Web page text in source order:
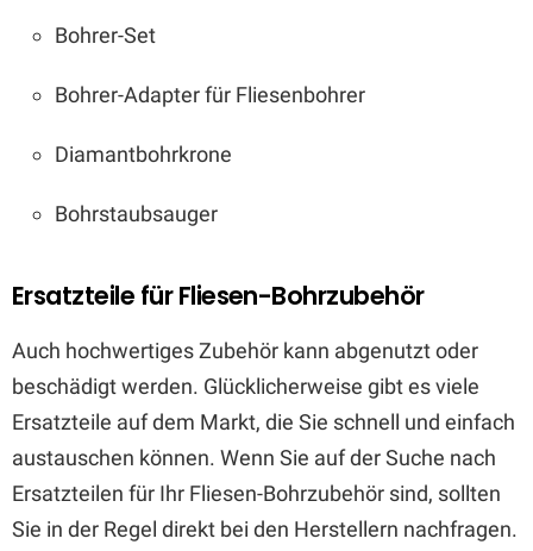
Bohrer-Set
Bohrer-Adapter für Fliesenbohrer
Diamantbohrkrone
Bohrstaubsauger
Ersatzteile für Fliesen-Bohrzubehör
Auch hochwertiges Zubehör kann abgenutzt oder
beschädigt werden. Glücklicherweise gibt es viele
Ersatzteile auf dem Markt, die Sie schnell und einfach
austauschen können. Wenn Sie auf der Suche nach
Ersatzteilen für Ihr Fliesen-Bohrzubehör sind, sollten
Sie in der Regel direkt bei den Herstellern nachfragen.